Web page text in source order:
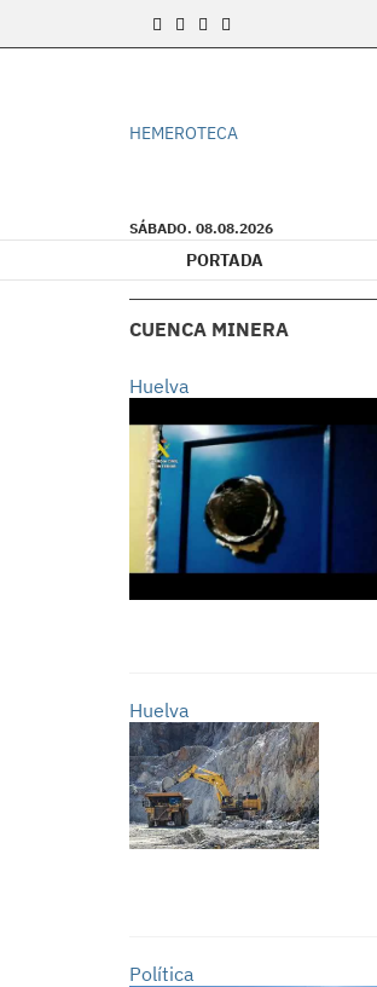
HEMEROTECA
SÁBADO. 08.08.2026
PORTADA
CUENCA MINERA
Huelva
Huelva
Política